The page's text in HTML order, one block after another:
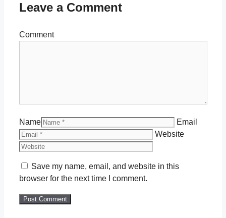
Leave a Comment
Comment
Name
Email
Website
Save my name, email, and website in this
browser for the next time I comment.